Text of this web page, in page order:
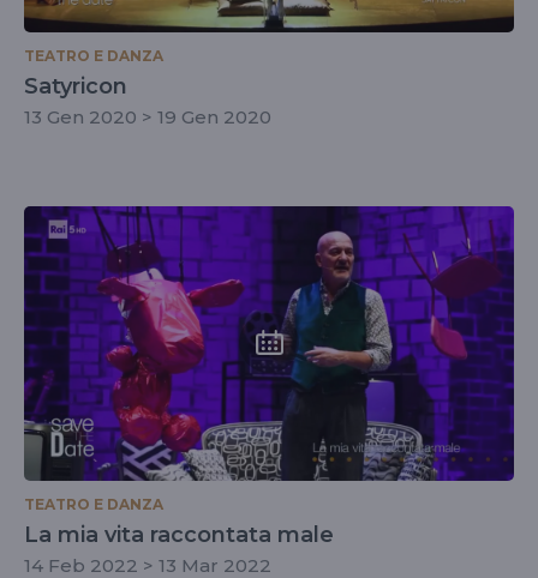
TEATRO E DANZA
Satyricon
13 Gen 2020 > 19 Gen 2020
TEATRO E DANZA
La mia vita raccontata male
14 Feb 2022 > 13 Mar 2022